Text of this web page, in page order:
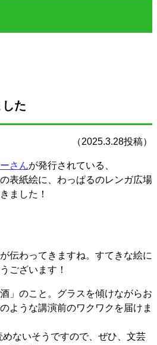
た
（2025.3.28投稿）
さんが発行されている、
表紙絵に、わっぱるのレンガ広場
ました！
伝わってきますね。すてきな絵に
ございます！
」のこと。グラスを傾けながらお
ような講演前のワクワクを届けま
ないそうですので、ぜひ、文芸